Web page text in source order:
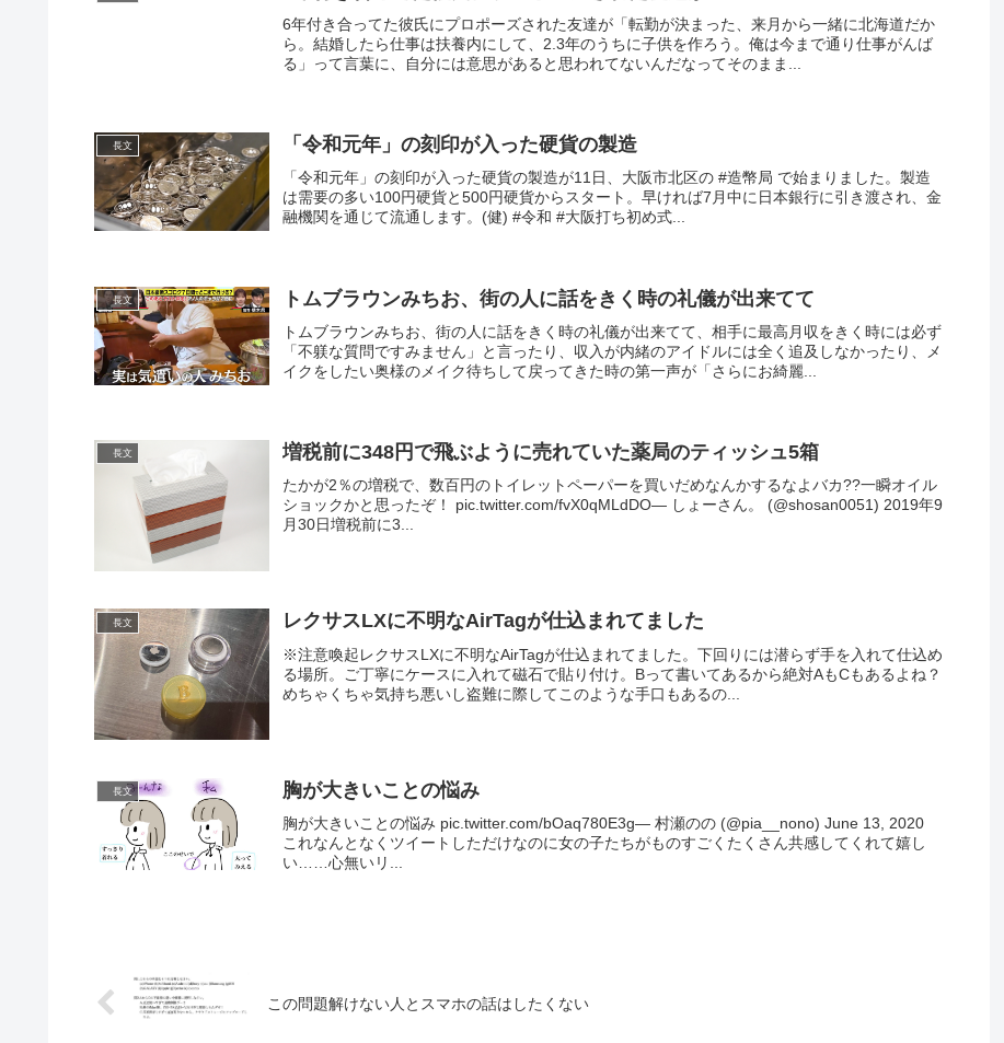
6年付き合ってた彼氏にプロポーズされた友達が「転勤が決まった、来月から一緒に北海道だか
ら。結婚したら仕事は扶養内にして、2.3年のうちに子供を作ろう。俺は今まで通り仕事がんば
る」って言葉に、自分には意思があると思われてないんだなってそのまま...
長文 「令和元年」の刻印が入った硬貨の製造
「令和元年」の刻印が入った硬貨の製造が11日、大阪市北区の #造幣局 で始まりました。製造
は需要の多い100円硬貨と500円硬貨からスタート。早ければ7月中に日本銀行に引き渡され、金
融機関を通じて流通します。(健) #令和 #大阪打ち初め式...
長文 トムブラウンみちお、街の人に話をきく時の礼儀が出来てて
トムブラウンみちお、街の人に話をきく時の礼儀が出来てて、相手に最高月収をきく時には必ず
「不躾な質問ですみません」と言ったり、収入が内緒のアイドルには全く追及しなかったり、メ
イクをしたい奥様のメイク待ちして戻ってきた時の第一声が「さらにお綺麗...
長文 増税前に348円で飛ぶように売れていた薬局のティッシュ5箱
たかが2％の増税で、数百円のトイレットペーパーを買いだめなんかするなよバカ??一瞬オイル
ショックかと思ったぞ！ pic.twitter.com/fvX0qMLdDO— しょーさん。 (@shosan0051) 2019年9
月30日増税前に3...
長文 レクサスLXに不明なAirTagが仕込まれてました
※注意喚起レクサスLXに不明なAirTagが仕込まれてました。下回りには潜らず手を入れて仕込め
る場所。ご丁寧にケースに入れて磁石で貼り付け。Bって書いてあるから絶対AもCもあるよね？
めちゃくちゃ気持ち悪いし盗難に際してこのような手口もあるの...
長文 胸が大きいことの悩み
胸が大きいことの悩み pic.twitter.com/bOaq780E3g— 村瀬のの (@pia__nono) June 13, 2020
これなんとなくツイートしただけなのに女の子たちがものすごくたくさん共感してくれて嬉し
い……心無いリ...
この問題解けない人とスマホの話はしたくない